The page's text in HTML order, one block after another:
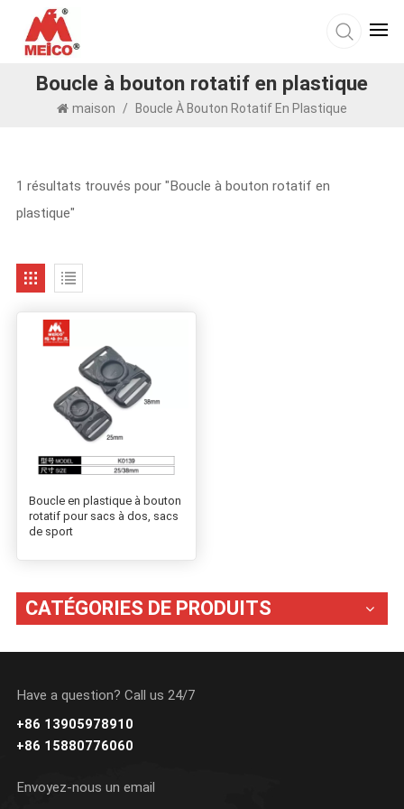
Boucle à bouton rotatif en plastique
maison / Boucle À Bouton Rotatif En Plastique
1 résultats trouvés pour "Boucle à bouton rotatif en
plastique"
Boucle en plastique à bouton
rotatif pour sacs à dos, sacs
de sport
CATÉGORIES DE PRODUITS
Have a question? Call us 24/7
+86 13905978910
+86 15880776060
Envoyez-nous un email